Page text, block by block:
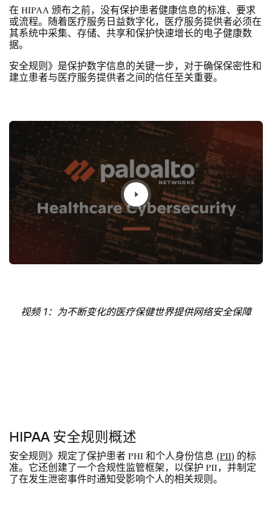
在 HIPAA 颁布之前，没有保护患者健康信息的标准、要求
或流程。随着医疗服务日益数字化，医疗服务提供者必须在
其系统中采集、存储、共享和保护快速增长的电子健康数
据。
安全规则》是保护数字信息的关键一步，对于确保保密性和
建立患者与医疗服务提供者之间的信任至关重要。
视频 1：为不断变化的医疗保健世界提供网络安全保障
HIPAA 安全规则概述
安全规则》规定了保护患者 PHI 和个人身份信息 (PII) 的标
准。它还创建了一个合规性监管框架，以保护 PII，并制定
了在发生泄密事件时通知受影响个人的相关规则。